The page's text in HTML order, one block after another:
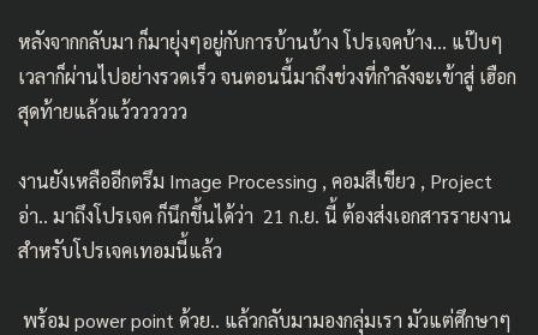
หลังจากกลับมา ก็มายุ่งๆอยู่กับการบ้านบ้าง โปรเจคบ้าง… แป๊บๆ
เวลาก็ผ่านไปอย่างรวดเร็ว จนตอนนี้มาถึงช่วงที่กำลังจะเข้าสู่ เฮือก
สุดท้ายแล้วแว้วววววว
งานยังเหลืออีกตรึม Image Processing , คอมสีเขียว , Project
อ่า.. มาถึงโปรเจค ก็นึกขึ้นได้ว่า 21 ก.ย. นี้ ต้องส่งเอกสารรายงาน
สำหรับโปรเจคเทอมนี้แล้ว
พร้อม power point ด้วย.. แล้วกลับมามองกลุ่มเรา มัวแต่ศึกษาๆ